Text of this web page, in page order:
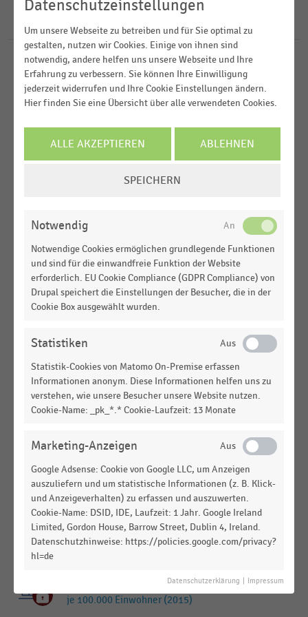
20Ergebnisse für Remscheid
DEUTSCHSPRACHIGER EINZELHANDEL
Top 80 Städte nach Anzahl der Ladendiebstähle je
100.000 Einwohner (2021)
LEBENSBEDINGUNGEN
Tausend bis 200 Tausend Einwohnern (2013-2019)
DEUTSCHSPRACHIGER EINZELHANDEL|STATISTIK
Kaufpreisfaktoren für 1A-Lagen deutscher Städte
mit 100 bis 200 Tausend Einwohnern (2019)
DEMOGRAPHIE |STATISTIK
Tausend bis 200 Tausend Einwohnern (2014-2019)
DEUTSCHSPRACHIGER EINZELHANDEL|STATISTIK
Monatliche Mietpreise für Ladenlokale in 1A-
Lagen deutscher Städte mit 100 bis 200 Tausend
Einwohnern (2019)
ARBEITSMARKT|STATISTIK
Arbeitslosenquote deutscher Städte mit 100
Tausend bis 200 Tausend Einwohnern (2014-2019)
EINKOMMEN, KAUFKRAFT, KONSUM,
LEBENSBEDINGUNGEN|
Zentralitätskennziffer deutscher Städte mit 100
Tausend bis 200 Tausend Einwohnern (2014-2019)
Top 100 Städte nach Anzahl der Ladendiebstähle
je 100.000 Einwohner (2015)
Deutschsprachiger Einzelhandel
Einkommen, Kaufkraft, Konsum,
Lebensbedingungen
Gesamtwirtschaftliche Rahmenbedingungen
2019
2018
2017
MEHR ANZEIGEN
Datenschutzeinstellungen
Um unsere Webseite zu betreiben und für Sie optimal zu
gestalten, nutzen wir Cookies. Einige von ihnen sind
notwendig, andere helfen uns unsere Webseite und Ihre
Erfahrung zu verbessern. Sie können Ihre Einwilligung
jederzeit widerrufen und Ihre Cookie Einstellungen ändern.
Hier finden Sie eine Übersicht über alle verwendeten Cookies.
ALLE AKZEPTIEREN ABLEHNEN
SPEICHERN
Notwendig
Notwendige Cookies ermöglichen grundlegende Funktionen
und sind für die einwandfreie Funktion der Website
erforderlich. EU Cookie Compliance (GDPR Compliance) von
Drupal speichert die Einstellungen der Besucher, die in der
Cookie Box ausgewählt wurden.
Statistiken
Statistik-Cookies von Matomo On-Premise erfassen
Informationen anonym. Diese Informationen helfen uns zu
verstehen, wie unsere Besucher unsere Website nutzen.
Cookie-Name: _pk_*.* Cookie-Laufzeit: 13 Monate
Marketing-Anzeigen
Google Adsense: Cookie von Google LLC, um Anzeigen
auszuliefern und um statistische Informationen (z. B. Klick-
und Anzeigeverhalten) zu erfassen und auszuwerten.
Cookie-Name: DSID, IDE, Laufzeit: 1 Jahr. Google Ireland
Limited, Gordon House, Barrow Street, Dublin 4, Ireland.
Datenschutzhinweise: https://policies.google.com/privacy?
hl=de
Datenschutzerklärung Impressum